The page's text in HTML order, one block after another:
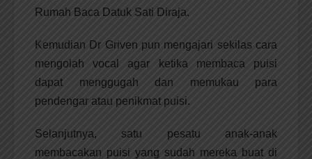
Rumah Baca Datuk Sati Diraja.
Kemudian Dr Griven pun mengajari sekilas cara
mengolah vocal agar ketika membaca puisi
dapat menggugah dan memukau para
pendengar atau penikmat puisi.
Selanjutnya, satu pesatu anak-anak
membacakan puisi yang sudah mereka buat di